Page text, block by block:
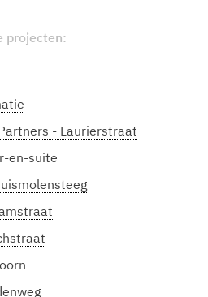
projecten:
- Laurierstraat
en-suite